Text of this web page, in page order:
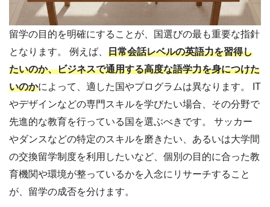
留学の目的を明確にすることが、国選びの最も重要な指針
となります。 例えば、 日常会話レベルの英語力を習得し
たいのか、ビジネスで通用する高度な語学力を身につけた
いのかによって、適した国やプログラムは異なります。 IT
やデザインなどの専門スキルを学びたい場合、その分野で
先進的な教育を行っている国を選ぶべきです。 サッカー
やダンスなどの特定のスキルを磨きたい、あるいは大学間
の交換留学制度を利用したいなど、個別の目的に合った教
育機関や環境が整っているかを入念にリサーチすること
が、留学の成否を分けます。